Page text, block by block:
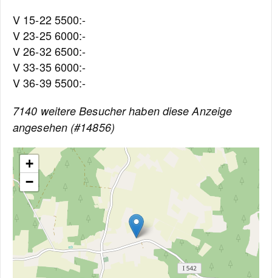
V 15-22 5500:-
V 23-25 6000:-
V 26-32 6500:-
V 33-35 6000:-
V 36-39 5500:-
7140 weitere Besucher haben diese Anzeige
angesehen (#14856)
+
−